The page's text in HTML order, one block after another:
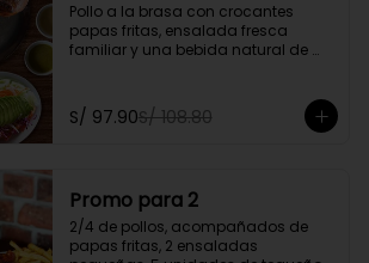
Pollo a la brasa con crocantes
papas fritas, ensalada fresca
familiar y una bebida natural de
Promoción exclusiva para llevar o
delivery
S/ 97.90S/ 108.80
Promo para 2
2/4 de pollos, acompañados de
papas fritas, 2 ensaladas